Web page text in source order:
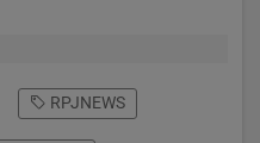
RPJNEWS